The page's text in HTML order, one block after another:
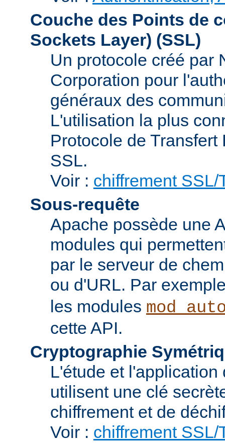
Couche des Points de
Sockets Layer) (SSL)
Un protocole créé par
Corporation pour
généraux des
L'utilisation la plus
Protocole de
SSL.
Voir : chiffrement SSL/
Sous-requête
Apache possède une
modules qui
par le serveur de
ou d'URL. Par
les modules
cette API.
Cryptographie
L'étude et
utilisent une clé
chiffrement et de
Voir : chiffrement SSL/